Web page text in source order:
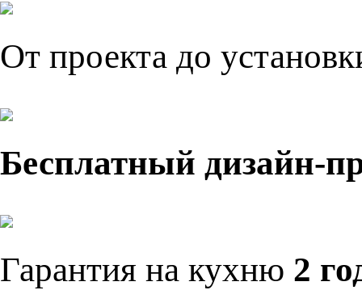
От проекта до
Бесплатный дизайн-
Гарантия на кухню 2